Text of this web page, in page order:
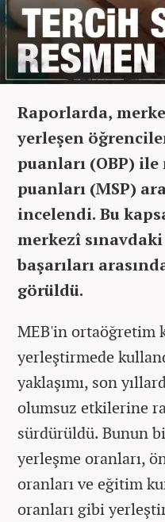
Raporlarda,
yerleşen
puanları (OBP) ile
puanları (MSP)
incelendi. Bu
merkezî
başarıları
görüldü.
MEB'in ortaöğretim
yerleştirmede
yaklaşımı, son
olumsuz etkilerine
sürdürüldü. Bunun
yerleşme oranları,
oranları ve eğitim
oranları gibi